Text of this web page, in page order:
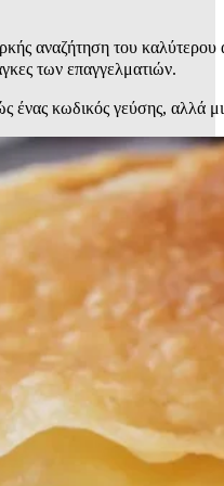
αναζήτηση του
των επαγγελματιών.
ένας κωδικός γεύσης, αλλά